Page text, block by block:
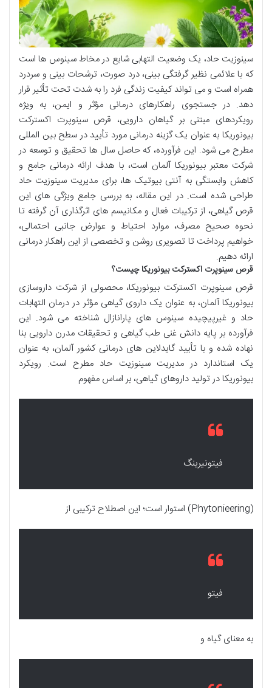
سینوزیت حاد، یک وضعیت التهابی شایع در مخاط سینوس ها است
که با علائمی نظیر گرفتگی بینی، درد صورت، ترشحات بینی و سردرد
همراه است و می تواند کیفیت زندگی فرد را به شدت تحت تأثیر قرار
دهد. در جستجوی راهکارهای درمانی مؤثر و ایمن، به ویژه
رویکردهای مبتنی بر گیاهان دارویی، قرص سینوپرت اکسترکت
بیونوریکا به عنوان یک گزینه درمانی مورد تأیید در سطح بین المللی
مطرح می شود. این فرآورده، که حاصل سال ها تحقیق و توسعه در
شرکت معتبر بیونوریکا آلمان است، با هدف ارائه درمانی جامع و
کاهش وابستگی به آنتی بیوتیک ها، برای مدیریت سینوزیت حاد
طراحی شده است. در این مقاله، به بررسی جامع ویژگی های این
قرص گیاهی، از ترکیبات فعال و مکانیسم های اثرگذاری آن گرفته تا
نحوه صحیح مصرف، موارد احتیاط و عوارض جانبی احتمالی،
خواهیم پرداخت تا تصویری روشن و تخصصی از این راهکار درمانی
ارائه دهیم.
قرص سینوپرت اکسترکت بیونوریکا چیست؟
قرص سینوپرت اکسترکت بیونوریکا، محصولی از شرکت داروسازی
بیونوریکا آلمان، به عنوان یک داروی گیاهی مؤثر در درمان التهابات
حاد و غیرپیچیده سینوس های پارانازال شناخته می شود. این
فرآورده بر پایه دانش غنی طب گیاهی و تحقیقات مدرن دارویی بنا
نهاده شده و با تأیید گایدلاین های درمانی کشور آلمان، به عنوان
یک استاندارد در مدیریت سینوزیت حاد مطرح است. رویکرد
بیونوریکا در تولید داروهای گیاهی، بر اساس مفهوم
فیتونیرینگ
(Phytonieering) استوار است؛ این اصطلاح ترکیبی از
فیتو
به معنای گیاه و